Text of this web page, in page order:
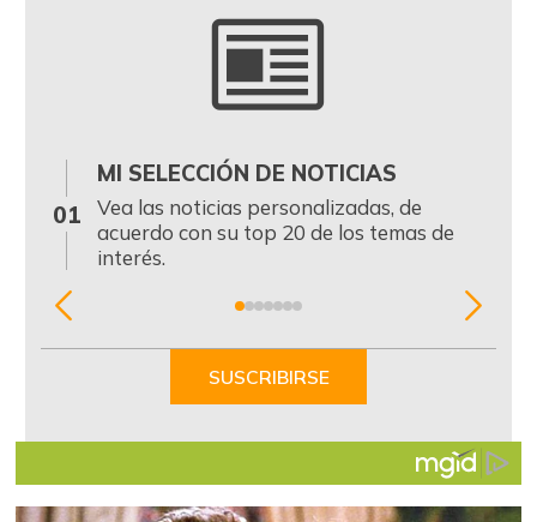
01
MI SELECCIÓN DE NOTICIAS
Vea las noticias personalizadas, de
acuerdo con su top 20 de los temas de
interés.
Item
SUSCRIBIRSE